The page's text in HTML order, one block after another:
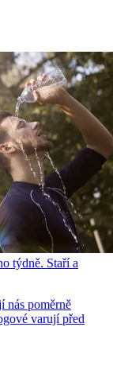
týdně. Staří a
nás poměrně
varují před